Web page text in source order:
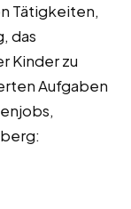
Tätigkeiten,
das
Kinder zu
Aufgaben